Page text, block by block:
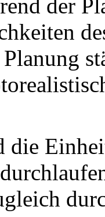
der
die